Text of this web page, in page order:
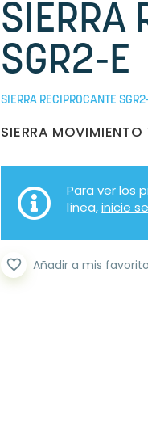
SIERRA
SGR2-E
SIERRA RECIPROCANTE
SIERRA
Para ver los
línea,inicie
favorite_border Añadir a mis